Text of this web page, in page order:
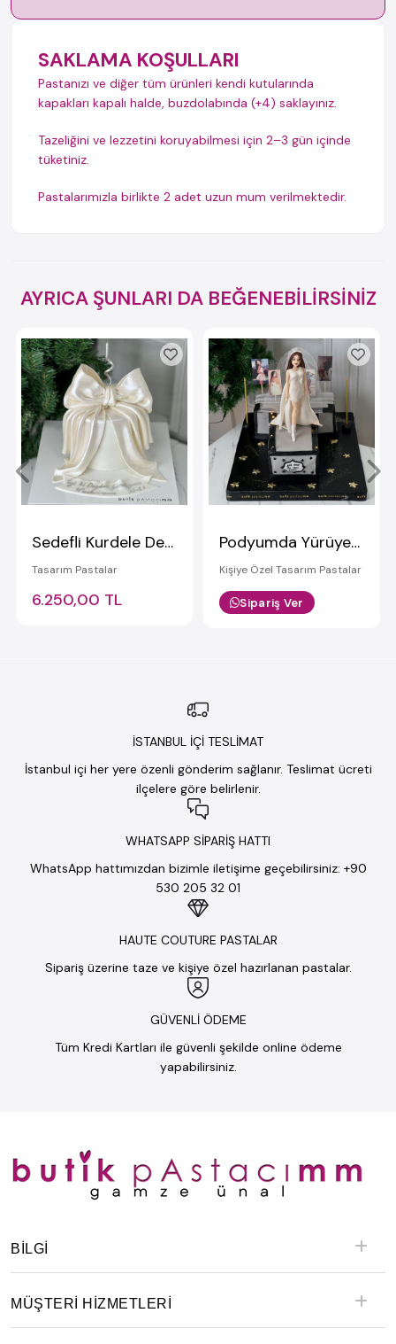
SAKLAMA KOŞULLARI
Pastanızı ve diğer tüm ürünleri kendi kutularında
kapakları kapalı halde, buzdolabında (+4) saklayınız.
Tazeliğini ve lezzetini koruyabilmesi için 2–3 gün içinde
tüketiniz.
Pastalarımızla birlikte 2 adet uzun mum verilmektedir.
AYRICA ŞUNLARI DA BEĞENEBİLİRSİNİZ
Sedefli Kurdele Detaylı Pasta
Tasarım Pastalar
6.250,00 TL
Podyumda Yürüyen Manken Pastası
Kişiye Özel Tasarım Pastalar
Sipariş Ver
İSTANBUL İÇİ TESLİMAT
İstanbul içi her yere özenli gönderim sağlanır. Teslimat ücreti
ilçelere göre belirlenir.
WHATSAPP SİPARİŞ HATTI
WhatsApp hattımızdan bizimle iletişime geçebilirsiniz: +90
530 205 32 01
HAUTE COUTURE PASTALAR
Sipariş üzerine taze ve kişiye özel hazırlanan pastalar.
GÜVENLİ ÖDEME
Tüm Kredi Kartları ile güvenli şekilde online ödeme
yapabilirsiniz.
BILGI
MÜŞTERİ HİZMETLERİ